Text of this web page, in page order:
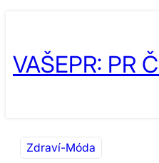
obsah
content
VAŠEPR: PR
Zdraví-Móda